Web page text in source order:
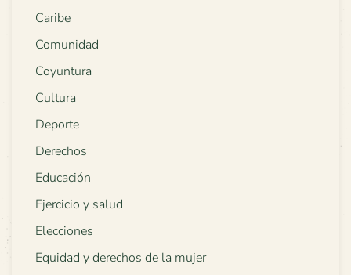
Caribe
Comunidad
Coyuntura
Cultura
Deporte
Derechos
Educación
Ejercicio y salud
Elecciones
Equidad y derechos de la mujer